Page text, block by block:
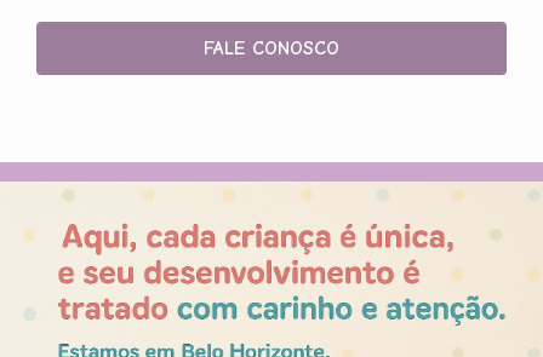
FALE CONOSCO